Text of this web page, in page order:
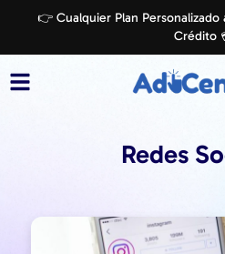
👉 Cualquier Plan Personalizado
Crédito
Redes